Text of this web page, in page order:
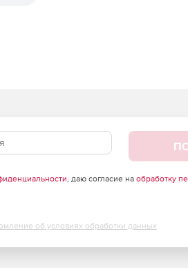
, даю согласие на обработку
об условиях обработки данных